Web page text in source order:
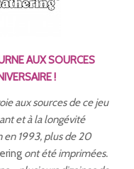
AUX SOURCES
!
aux sources de ce jeu
et à la longévité
en 1993, plus de 20
ont été imprimées.